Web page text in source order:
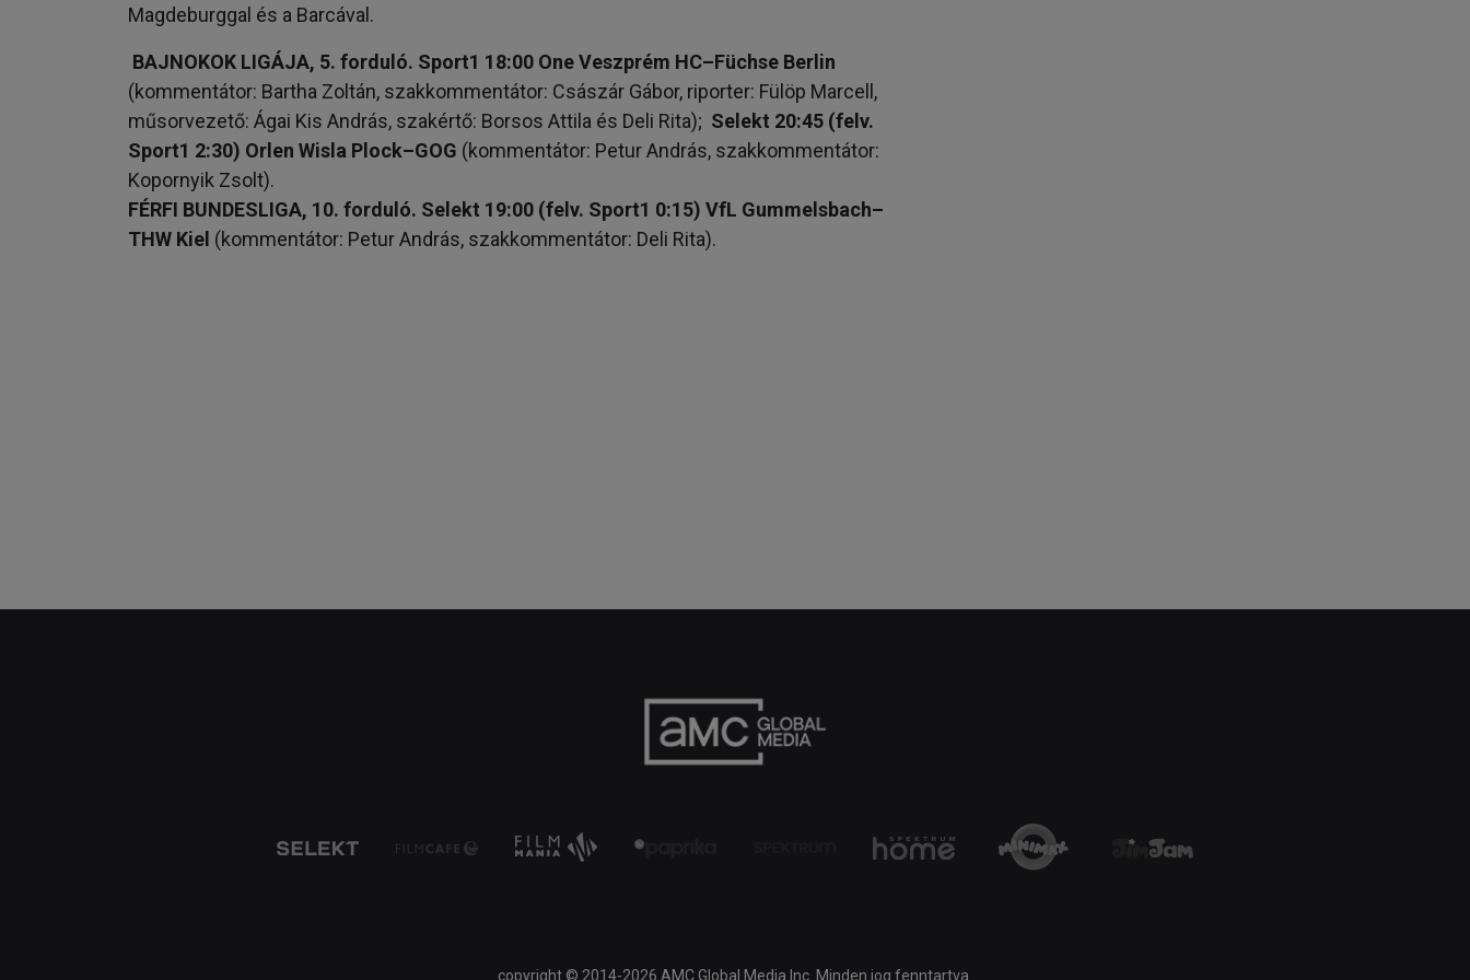
Magdeburggal és a Barcával.
BAJNOKOK LIGÁJA, 5. forduló. Sport1 18:00 One Veszprém HC–Füchse Berlin
(kommentátor: Bartha Zoltán, szakkommentátor: Császár Gábor, riporter: Fülöp Marcell,
műsorvezető: Ágai Kis András, szakértő: Borsos Attila és Deli Rita); Selekt 20:45 (felv.
Sport1 2:30) Orlen Wisla Plock–GOG (kommentátor: Petur András, szakkommentátor:
Kopornyik Zsolt).
FÉRFI BUNDESLIGA, 10. forduló. Selekt 19:00 (felv. Sport1 0:15) VfL Gummelsbach–
THW Kiel (kommentátor: Petur András, szakkommentátor: Deli Rita).
copyright © 2014-2026 AMC Global Media Inc. Minden jog fenntartva.